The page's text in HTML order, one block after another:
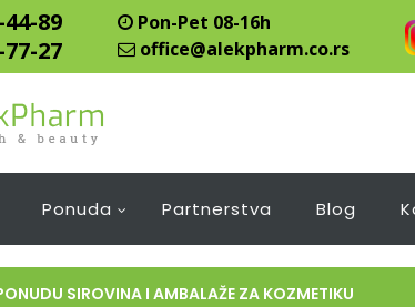
89
27
Pon-Pet 08-16h
office@alekpharm.co.rs
Ponuda Partnerstva Blog
SIROVINA I AMBALAŽE ZA KOZMETIKU